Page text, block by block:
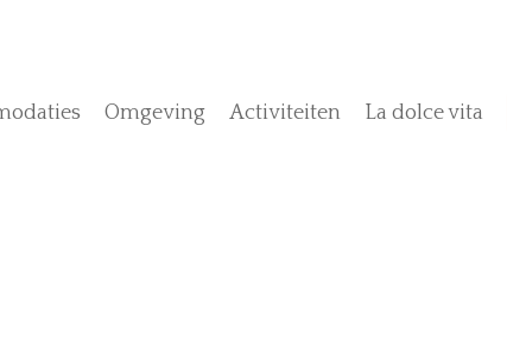
Omgeving Activiteiten La dolce vita